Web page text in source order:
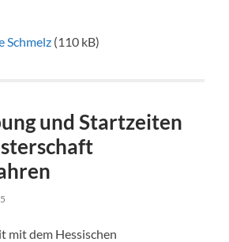
Schmelz (110 kB)
und Startzeiten
mit dem Hessischen